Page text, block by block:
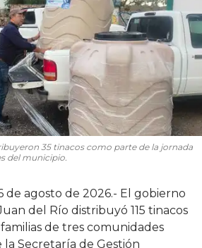
35 tinacos como parte de la jornada
del municipio.
de agosto de 2026.- El gobierno
del Río distribuyó 115 tinacos
de tres comunidades
la Secretaría de Gestión